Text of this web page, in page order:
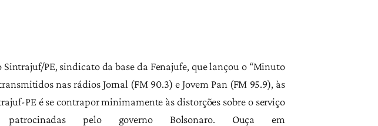
PE, sindicato da base da Fenajufe, que lançou o “Minuto
nas rádios Jornal (FM 90.3) e Jovem Pan (FM 95.9), às
PE é se contrapor minimamente às distorções sobre o serviço
pelo governo Bolsonaro. Ouça em